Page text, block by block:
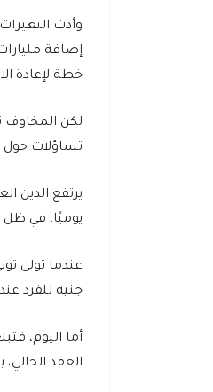
وأدت
إضافة
خطة لإعادة
لكن المخاوف
تساؤلات حول
يوميًا، في ظل
جنيه للفرد عند
العقد الحالي، بينما يُرجَّح أن